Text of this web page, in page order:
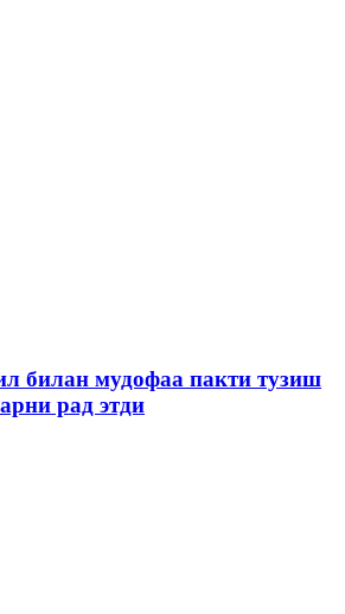
билан мудофаа пакти тузиш
рад этди